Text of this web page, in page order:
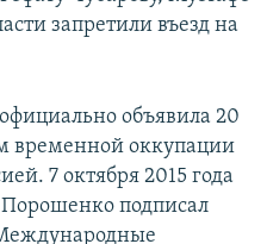
запретили въезд на
объявила 20
временной оккупации
7 октября 2015 года
подписал